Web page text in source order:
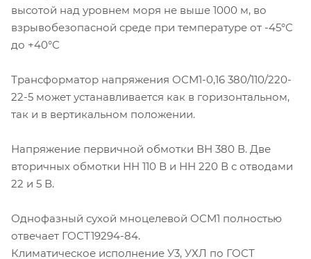
высотой над уровнем моря не выше 1000 м, во
взрывобезопасной среде при температуре от -45°С
до +40°С
Трансформатор напряжения ОСМ1-0,16 380/110/220-
22-5 может устанавливается как в горизонтальном,
так и в вертикальном положении.
Напряжение первичной обмотки ВН 380 В. Две
вторичных обмотки НН 110 В и НН 220 В с отводами
22 и 5 В.
Однофазный сухой мноцелевой ОСМ1 полностью
отвечает ГОСТ19294-84.
Климатическое исполнение У3, УХЛ по ГОСТ